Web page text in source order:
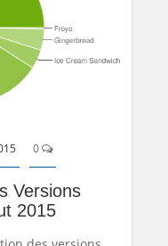
0
Versions
2015